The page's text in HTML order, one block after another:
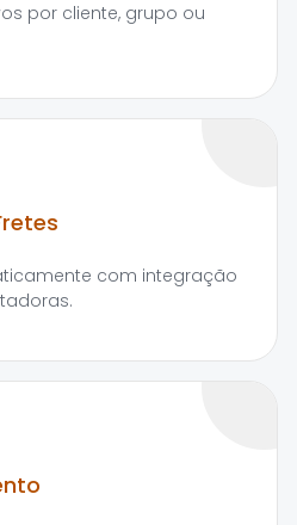
por cliente, grupo ou
com integração